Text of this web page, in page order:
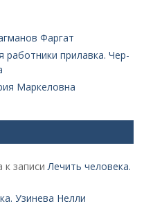
Фаргат
работники прилавка. Чер­
Маркеловна
к записиЛечить человека.
Узинева Нелли